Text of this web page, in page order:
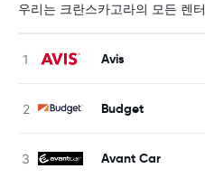
우리는 크란스카고라의 모든 렌
Avis
Budget
Avant Car